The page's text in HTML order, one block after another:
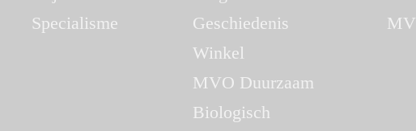
Specialisme
Geschiedenis
Winkel
MVO Duurzaam
Biologisch